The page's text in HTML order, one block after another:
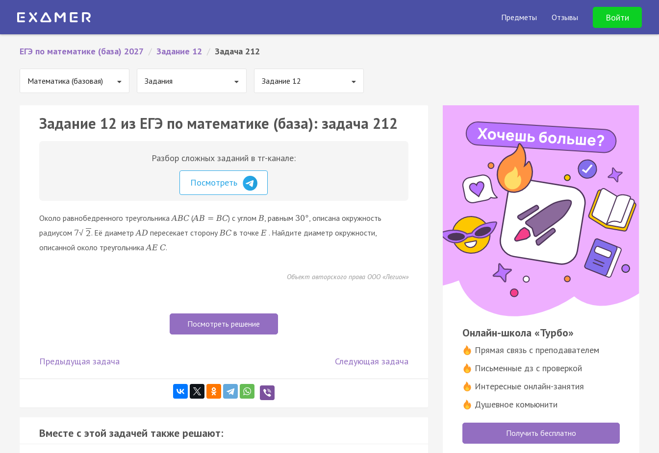
Предметы Отзывы Войти
ЕГЭ по математике (база) 2027 / Задание 12 / Задача 212
Математика (базовая) Задания Задание 12
Задание 12 из ЕГЭ по математике (база): задача 212
Разбор сложных заданий в тг-канале:
Посмотреть
Около равнобедренного треугольника ABC (AB = BC) с углом B , равным 30° , описана окружность
радиусом 7√ 2. Её диаметр AD пересекает сторону BC в точке E . Найдите диаметр окружности,
описанной около треугольника AE C.
Объект авторского права ООО «Легион»
Посмотреть решение
Предыдущая задача Следующая задача
Вместе с этой задачей также решают:
Онлайн-школа «Турбо»
Прямая связь с преподавателем
Письменные дз с проверкой
Интересные онлайн-занятия
Душевное комьюнити
Получить бесплатно